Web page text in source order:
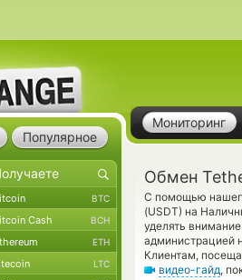
Мониторинг
Обмен
С помощью
(USDT) на
уделять
администрацией
Клиентам,
видео-гайд,
Популярное
BTC
Cash BCH
ETH
LTC